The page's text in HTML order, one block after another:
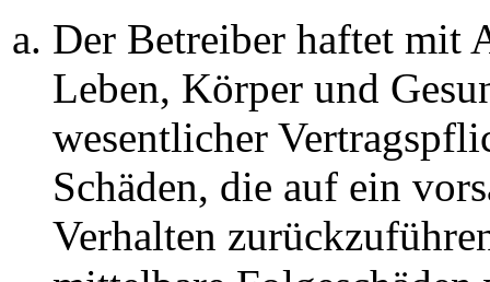
Der Betreiber haftet mit
Leben, Körper und
wesentlicher
Schäden, die auf ein
Verhalten